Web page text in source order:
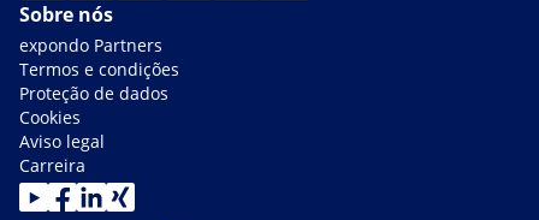
Sobre nós
expondo Partners
Termos e condições
Proteção de dados
Cookies
Aviso legal
Carreira